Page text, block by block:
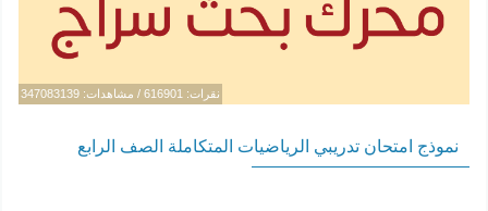
نقرات: 616901 / مشاهدات: 347083139
نموذج امتحان تدريبي الرياضيات المتكاملة الصف الرابع